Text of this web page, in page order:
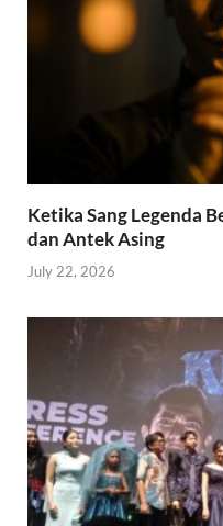
Ketika Sang Legenda
dan Antek Asing
July 22, 2026